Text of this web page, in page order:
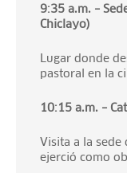
9:35 a.m. –
Chiclayo)
Lugar donde
pastoral en la
10:15 a.m. –
Visita a la sede
ejerció como